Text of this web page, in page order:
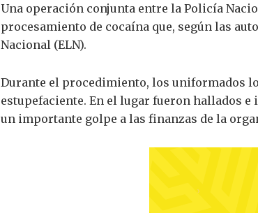
Una operación conjunta entre la Policía
procesamiento de cocaína que, según las
Nacional (ELN).
Durante el procedimiento, los uniformados
estupefaciente. En el lugar fueron hallados
un importante golpe a las finanzas de la